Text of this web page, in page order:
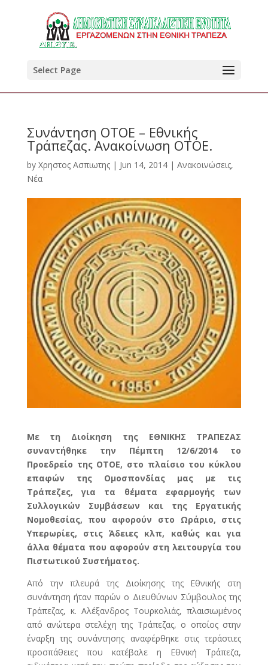
Select Page
Συνάντηση ΟΤΟΕ – Εθνικής
Τράπεζας. Ανακοίνωση ΟΤΟΕ.
by Χρηστος Ασπιωτης| Jun 14, 2014| Ανακοινώσεις,
Νέα
Με τη Διοίκηση της ΕΘΝΙΚΗΣ ΤΡΑΠΕΖΑΣ
συναντήθηκε την Πέμπτη 12/6/2014 το
Προεδρείο της ΟΤΟΕ, στο πλαίσιο του κύκλου
επαφών της Ομοσπονδίας μας με τις
Τράπεζες, για τα θέματα εφαρμογής των
Συλλογικών Συμβάσεων και της Εργατικής
Νομοθεσίας, που αφορούν στο Ωράριο, στις
Υπερωρίες, στις Άδειες κλπ, καθώς και για
άλλα θέματα που αφορούν στη λειτουργία του
Πιστωτικού Συστήματος.
Από την πλευρά της Διοίκησης της Εθνικής στη
συνάντηση ήταν παρών ο Διευθύνων Σύμβουλος της
Τράπεζας, κ. Αλέξανδρος Τουρκολιάς, πλαισιωμένος
από ανώτερα στελέχη της Τράπεζας, ο οποίος στην
έναρξη της συνάντησης αναφέρθηκε στις τεράστιες
προσπάθειες που κατέβαλε η Εθνική Τράπεζα,